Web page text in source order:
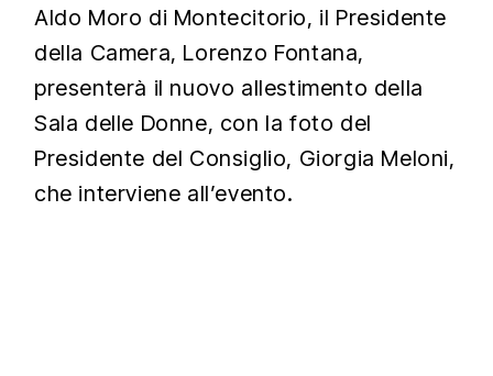
Aldo Moro di Montecitorio, il Presidente
della Camera, Lorenzo Fontana,
presenterà il nuovo allestimento della
Sala delle Donne, con la foto del
Presidente del Consiglio, Giorgia Meloni,
che interviene all’evento.